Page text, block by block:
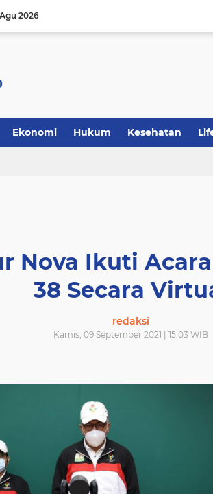
2026
Ekonomi Hukum Kesehatan
Nova Ikuti
38 Secara
redaksi
Kamis, 09 September 2021 | 15.03 WIB